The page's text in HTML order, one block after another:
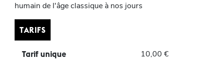
humain de l'âge classique à nos jours
TARIFS
Tarif unique 10,00 €